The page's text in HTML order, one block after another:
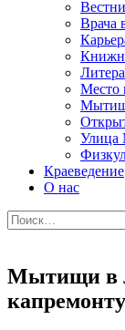
Врача
Место
Улица
Краеведение
О нас
Найти:
Мытищи в
капремонту